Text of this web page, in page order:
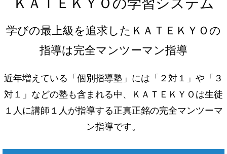
学びの最上級を追求したＫＡＴＥＫＹＯの
指導は完全マンツーマン指導
近年増えている「個別指導塾」には「２対１」や「３
対１」などの塾も含まれる中、
ＫＡＴＥＫＹＯは⽣徒
１人に講師１人が指導する正真正銘の完全マンツーマ
ン指導です。